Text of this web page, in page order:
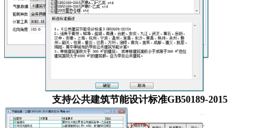
支持公共建筑节能设计标准GB50189-2015